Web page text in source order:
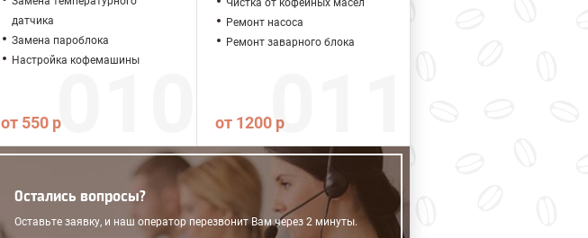
датчика
Замена пароблока
Настройка кофемашины
от 550 р
Чистка от кофейных масел
Ремонт насоса
Ремонт заварного блока
от 1200 р
Остались вопросы?
Оставьте заявку, и наш оператор перезвонит Вам через 2 минуты.